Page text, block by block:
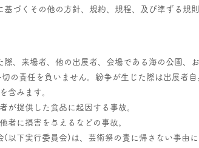
づくその他の方針、規約、規程、及び準ずる規
際、来場者、他の出展者、会場である海の公園、
の責任を負いません。紛争が生じた際は出展者
含みます。
が提供した食品に起因する事故。
者に損害を与えるなどの事故。
(以下実行委員会)は、芸術祭の責に帰さない事由